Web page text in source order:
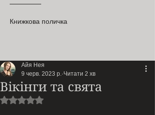
Книжкова поличка
Вікінги та свята
Айя Нея
9 черв. 2023 р. Читати 2 хв
Оцінка: NaN з 5 зірок.